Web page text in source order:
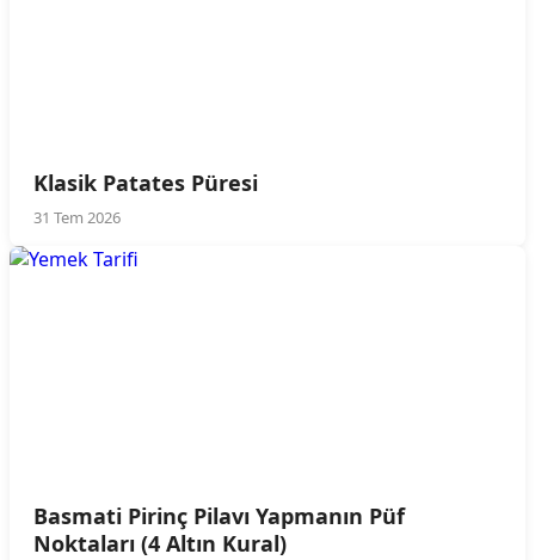
Klasik Patates Püresi
31 Tem 2026
Basmati Pirinç Pilavı Yapmanın Püf
Noktaları (4 Altın Kural)